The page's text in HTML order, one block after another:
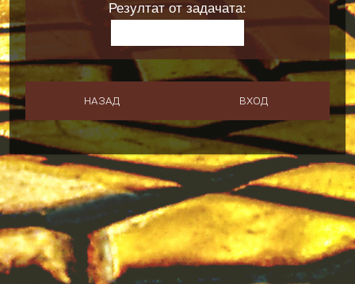
Обнови
Резултат от задачата:
НАЗАД ВХОД